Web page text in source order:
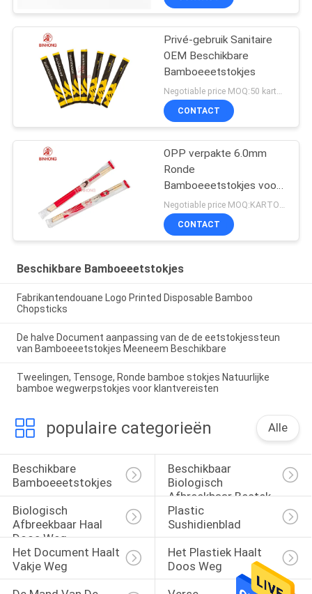
Privé-gebruik Sanitaire
OEM Beschikbare
Bamboeeetstokjes
CONTACT
OPP verpakte 6.0mm
Ronde
Bamboeeetstokjes voor
Kerken
CONTACT
Beschikbare Bamboeeetstokjes
Fabrikantendouane Logo Printed Disposable Bamboo
Chopsticks
De halve Document aanpassing van de de eetstokjessteun
van Bamboeeetstokjes Meeneem Beschikbare
Tweelingen, Tensoge, Ronde bamboe stokjes Natuurlijke
bamboe wegwerpstokjes voor klantvereisten
populaire categorieën Alle
Beschikbare
Bamboeeetstokjes
Beschikbaar
Biologisch
Afbreekbaar Bestek
Biologisch
Afbreekbaar Haal
Doos Weg
Plastic
Sushidienblad
Het Document Haalt
Vakje Weg
Het Plastiek Haalt
Doos Weg